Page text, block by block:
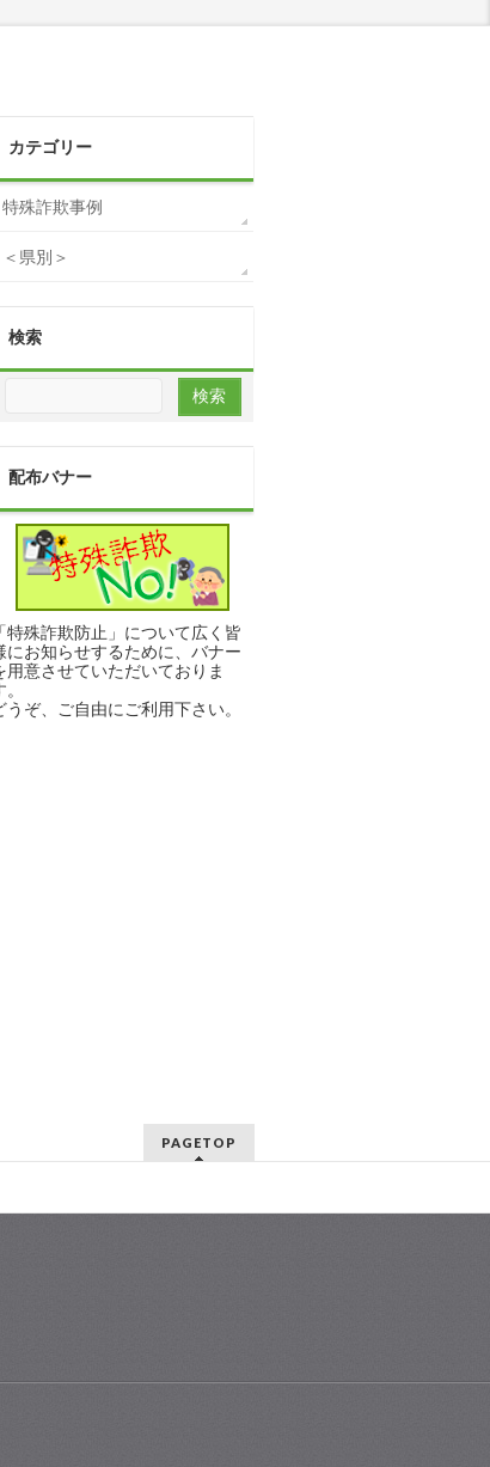
カテゴリー
特殊詐欺事例
＜県別＞
検索
配布バナー
「特殊詐欺防止」について広く皆
にお知らせするために、バナー
用意させていただいておりま
うぞ、ご自由にご利用下さい。
PAGETOP